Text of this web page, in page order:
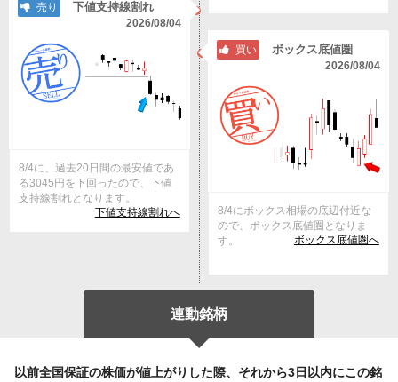
売り
下値支持線割れ
2026/08/04
8/4に、過去20日間の最安値であ
る3045円を下回ったので、下値
支持線割れとなります。
下値支持線割れへ
買い ボックス底値圏
2026/08/04
8/4にボックス相場の底辺付近な
ので、ボックス底値圏となりま
す。
ボックス底値圏へ
連動銘柄
以前全国保証の株価が値上がりした際、それから3日以内にこの銘